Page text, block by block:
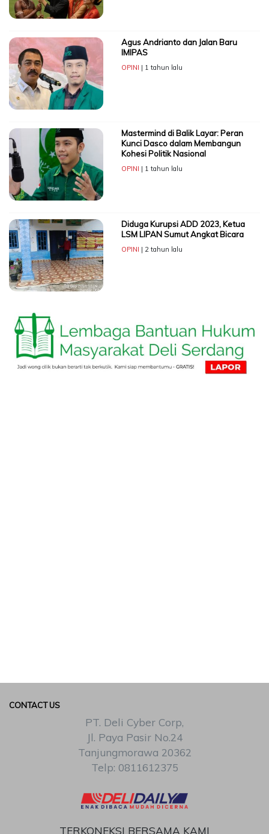
Agus Andrianto dan Jalan Baru
IMIPAS
OPINI | 1 tahun lalu
Mastermind di Balik Layar: Peran
Kunci Dasco dalam Membangun
Kohesi Politik Nasional
OPINI | 1 tahun lalu
Diduga Kurupsi ADD 2023, Ketua
LSM LIPAN Sumut Angkat Bicara
OPINI | 2 tahun lalu
TERKONEKSI BERSAMA KAMI
CONTACT US
PT. Deli Cyber Corp,
Jl. Paya Pasir No.24
Tanjungmorawa 20362
Telp: 0811612375